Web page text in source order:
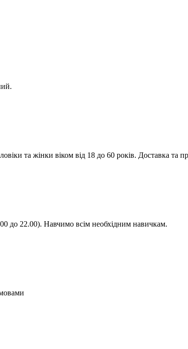
та жінки віком від 18 до 60 років. Доставка та
до 22.00). Навчимо всім необхідним навичкам.